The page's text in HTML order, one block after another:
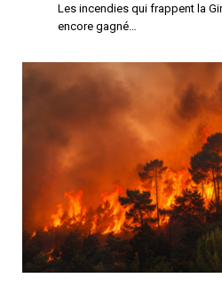
Les incendies qui frappent la
encore gagné…